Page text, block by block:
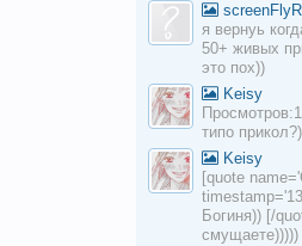
я вернуь
50+ живых
это пох))
Keisy
типо
Keisy
[quote
Богиня)) [/
смущаете)))))